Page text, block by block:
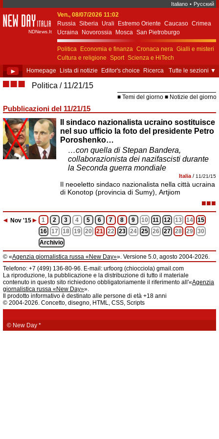
Italiano • Русский
New Day Italia
NDNews.It
Ven., 08/07/2026 11:02
Russia Siberia Urali Estremo Oriente Caucaso Crimea
Ucraina
Novorossia Mosca San Pietroburgo
Ekaterinburgo Kiev Simferopol
Sebastopoli
Politica
Economia e finanza Cronaca nera Gialli e misteri
Cultura e religione Sport Scienza e HiTech
Costume e società
Unione Europea
► Homepage Lista di notizie Editor's choice Ricerca Tutte le sezioni ▼
■■■ Politica 11/21/15
Temi del giorno Notizie del giorno
Pubblicazioni del 11/21/15
Il sindaco nazionalista ucraino sostituisce
nel suo ufficio la foto del presidente Petro
Poroshenko…
…con quella di Stepan Bandera,
collaborazionista dei nazifascisti durante
la Seconda guerra mondiale
Italia / 11/21/15
Il neoeletto sindaco nazionalista nella città ucraina
di Konotop (provincia di Sumy), Artjiom
■■■
◄ Nov '15► 1 2 3 4 5 6 7 8 9 10 11 12 13 14
15
16
17 18 19 20 21 22 23 24 25 26 27 28 29
30
Archivio
© «Agenzia giornalistica russa «New Day»». Versione 5.0, agosto 2004-2026.
Informazioni
Agenzia giornalistica russa «New Day» registrata dal Servizio federale di
telecomunicazioni, tecnologie informatiche e mass media della Federazione
Russa. Certificato di registrazione dei mass media: EL № FS 77 - 61044 del 5
marzo 2015.
Fondatore: «New Day» S.r.l., indirizzo di redazione: 620014, città di
Ekaterinburgo, via Radišev, pal.6, scala «А», uff. 1104.
fornisce informazioni.
Telefono: +7 (499) 136-80-96. E-mail: urfoorg (chiocciola) gmail.com
La riproduzione, la pubblicazione e la distribuzione di tutto il materiale
contenuto in questo sito richiedono obbligatoriamente il riferimento all'«Agenzia
giornalistica russa «New Day»».
Il prodotto informativo è destinato alle persone di età +18 anni
© 2004-2026. Concetto, disegno, HTML, CSS, Scripts
© New Day *